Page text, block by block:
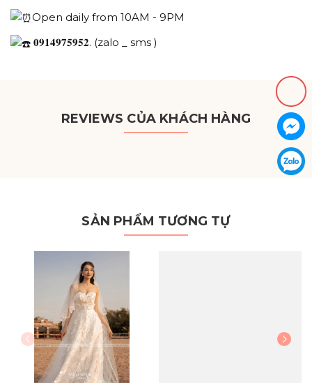
Open daily from 10AM - 9PM
𝟎𝟗𝟏𝟒𝟗𝟕𝟓𝟗𝟓𝟐. (zalo _ sms )
REVIEWS CỦA KHÁCH HÀNG
SẢN PHẨM TƯƠNG TỰ